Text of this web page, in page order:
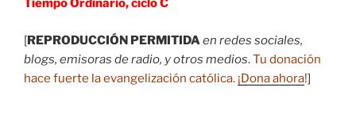
Tiempo Ordinario, ciclo C
[REPRODUCCIÓN PERMITIDAen redes sociales,
blogs, emisoras de radio, y otros medios.Tu donación
hace fuerte la evangelización católica. ¡Dona ahora!]